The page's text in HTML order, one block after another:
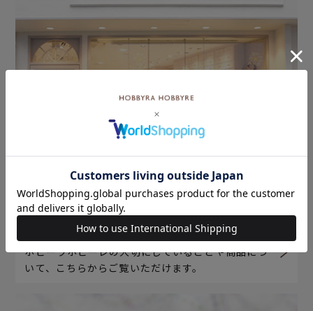
ホビーラホビーレについて
ホビーラホビーレの大切にしていることや商品につ
いて、こちらからご覧いただけます。